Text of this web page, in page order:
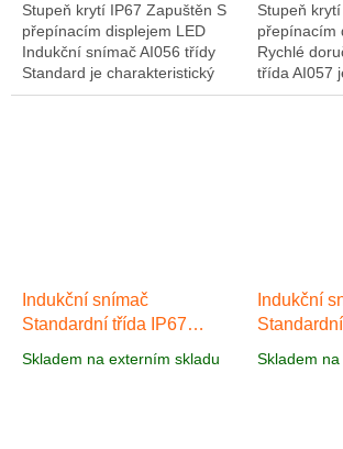
Stupeň krytí IP67 Zapuštěn S
přepínacím displejem LED
Indukční snímač AI056 třídy
Standard je charakteristický
krátkou mosaznou skříní s
Stupeň
přepínacím
Rychlé
třída AI057
s
Indukční snímač
Standardní třída IP67
Skladem na externím skladu
Indukční
Skladem